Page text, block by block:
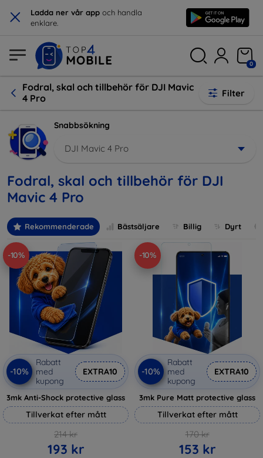
× Ladda ner vår app och handla
enklare.
0
Fodral, skal och tillbehör för DJI Mavic
4 Pro
Filter
Snabbsökning
DJI Mavic 4 Pro
Fodral, skal och tillbehör för DJI
Mavic 4 Pro
Rekommenderade Bästsäljare Billig Dyrt
-10%
-10%
Rabatt
med
kupong
EXTRA10
3mk Anti-Shock protective glass
Tillverkat efter mått
214 kr
193 kr
-10%
-10%
Rabatt
med
kupong
EXTRA10
3mk Pure Matt protective glass
Tillverkat efter mått
170 kr
153 kr